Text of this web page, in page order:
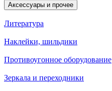
Аксессуары и прочее
Литература
Наклейки, шильдики
Противоугонное оборудование
Зеркала и переходники